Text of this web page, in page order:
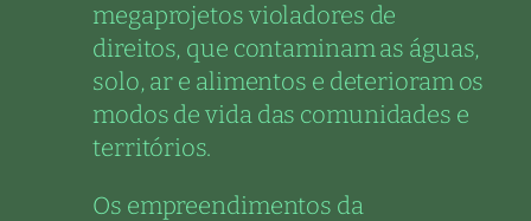
megaprojetos violadores de
direitos, que contaminam as águas,
solo, ar e alimentos e deterioram os
modos de vida das comunidades e
territórios.
Os empreendimentos da